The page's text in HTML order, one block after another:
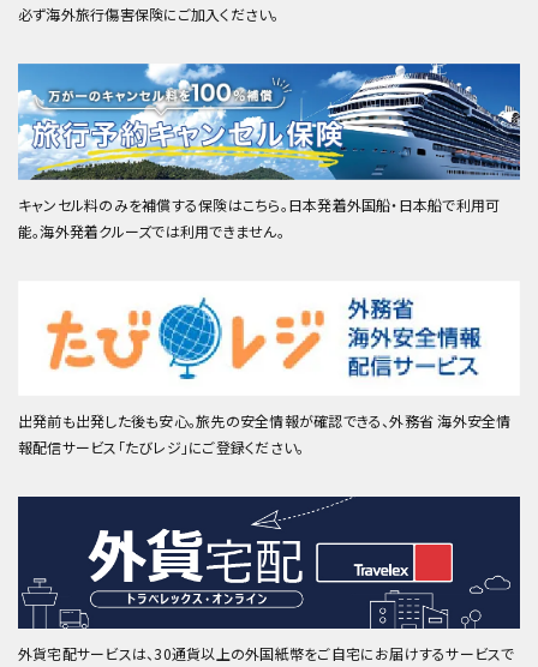
必ず海外旅行傷害保険にご加入ください。
キャンセル料のみを補償する保険はこちら。日本発着外国船・日本船で利用可
能。海外発着クルーズでは利用できません。
出発前も出発した後も安心。旅先の安全情報が確認できる、外務省 海外安全情
報配信サービス「たびレジ」にご登録ください。
外貨宅配サービスは、30通貨以上の外国紙幣をご自宅にお届けするサービスで